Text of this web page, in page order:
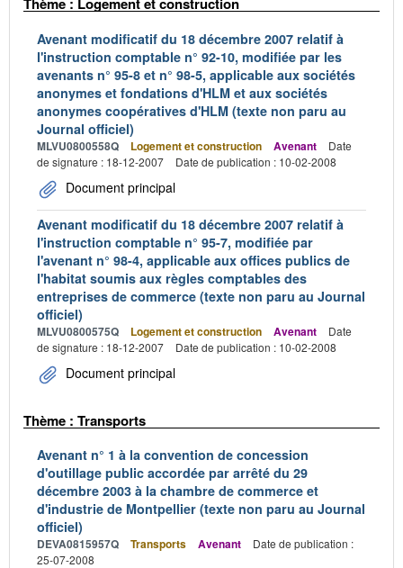
Avenant modificatif du 18 décembre 2007 relatif à
l'instruction comptable n° 92-10, modifiée par les
avenants n° 95-8 et n° 98-5, applicable aux sociétés
anonymes et fondations d'HLM et aux sociétés
anonymes coopératives d'HLM (texte non paru au
Journal officiel)
MLVU0800558Q Logement et construction Avenant
Date
de signature : 18-12-2007
Date de publication : 10-02-2008
Document principal
Avenant modificatif du 18 décembre 2007 relatif à
l'instruction comptable n° 95-7, modifiée par
l'avenant n° 98-4, applicable aux offices publics de
l'habitat soumis aux règles comptables des
entreprises de commerce (texte non paru au Journal
officiel)
MLVU0800575Q Logement et construction Avenant
Date
de signature : 18-12-2007
Date de publication : 10-02-2008
Document principal
Thème : Transports
Avenant n° 1 à la convention de concession
d'outillage public accordée par arrêté du 29
décembre 2003 à la chambre de commerce et
d'industrie de Montpellier (texte non paru au Journal
officiel)
DEVA0815957Q Transports Avenant
Date de publication :
25-07-2008